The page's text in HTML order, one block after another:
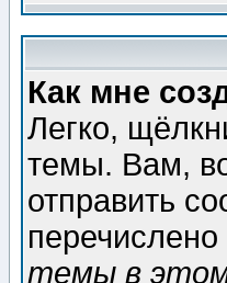
Как мне
Легко,
темы. Вам,
отправить
темы в